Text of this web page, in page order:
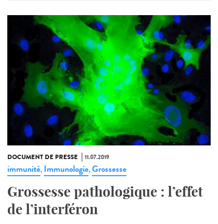
DOCUMENT DE PRESSE 11.07.2019
immunité, Immunologie,Grossesse
Grossesse pathologique : l’effet
de l’interféron